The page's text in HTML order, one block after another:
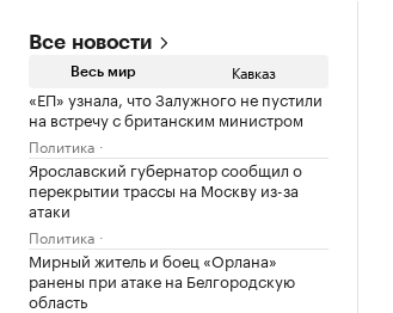
Все новости
Весь мир Кавказ
«ЕП» узнала, что Залужного не пустили
на встречу с британским министром
Политика
Ярославский губернатор сообщил о
перекрытии трассы на Москву из-за
атаки
Политика
Мирный житель и боец «Орлана»
ранены при атаке на Белгородскую
область